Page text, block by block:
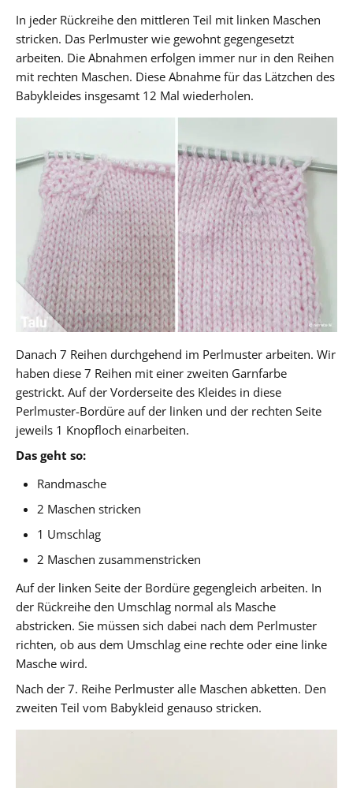
In jeder Rückreihe den mittleren Teil mit linken Maschen
stricken. Das Perlmuster wie gewohnt gegengesetzt
arbeiten. Die Abnahmen erfolgen immer nur in den Reihen
mit rechten Maschen. Diese Abnahme für das Lätzchen des
Babykleides insgesamt 12 Mal wiederholen.
Danach 7 Reihen durchgehend im Perlmuster arbeiten. Wir
haben diese 7 Reihen mit einer zweiten Garnfarbe
gestrickt. Auf der Vorderseite des Kleides in diese
Perlmuster-Bordüre auf der linken und der rechten Seite
jeweils 1 Knopfloch einarbeiten.
Das geht so:
Randmasche
2 Maschen stricken
1 Umschlag
2 Maschen zusammenstricken
Auf der linken Seite der Bordüre gegengleich arbeiten. In
der Rückreihe den Umschlag normal als Masche
abstricken. Sie müssen sich dabei nach dem Perlmuster
richten, ob aus dem Umschlag eine rechte oder eine linke
Masche wird.
Nach der 7. Reihe Perlmuster alle Maschen abketten. Den
zweiten Teil vom Babykleid genauso stricken.